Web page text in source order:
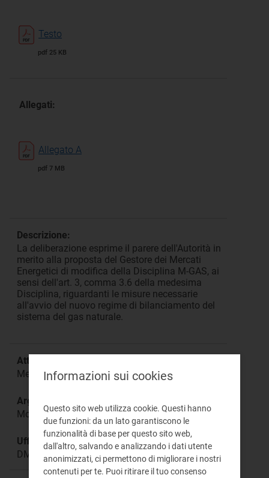
Testo
pdf 25 KB
Allegati:
Allegato A
pdf 7 MB
Descrizione:
La deliberazione esprime il parere dell'Autorità in
merito alla proposta del Gestore dei Mercati
Energetici di modifica della Disciplina M-GAS, ai
sensi dell'art. 3, comma 3.6 della medesima
Disciplina, riguardanti le misure necessarie
all'avvio del nuovo regime di bilanciamento del
sistema del gas naturale.
Attività:
Mercato all'ingrosso
Argomento:
Modifiche alla Disciplina M-GAS
Ufficio responsabile:
DMEG Direzione Mercati
Informazioni sui cookies
Questo sito web utilizza cookie. Questi hanno
due funzioni: da un lato garantiscono le
funzionalità di base per questo sito web,
dall'altro, salvando e analizzando i dati utente
anonimizzati, ci permettono di migliorare i nostri
contenuti per te. Puoi ritirare il tuo consenso